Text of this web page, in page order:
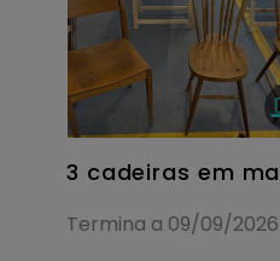
3 cadeiras em
Termina a 09/09/2026